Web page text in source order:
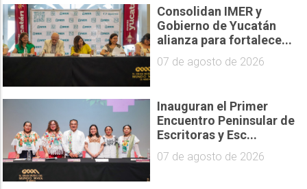
Consolidan IMER y
Gobierno de Yucatán
alianza para fortalece...
07 de agosto de 2026
Inauguran el Primer
Encuentro Peninsular de
Escritoras y Esc...
07 de agosto de 2026